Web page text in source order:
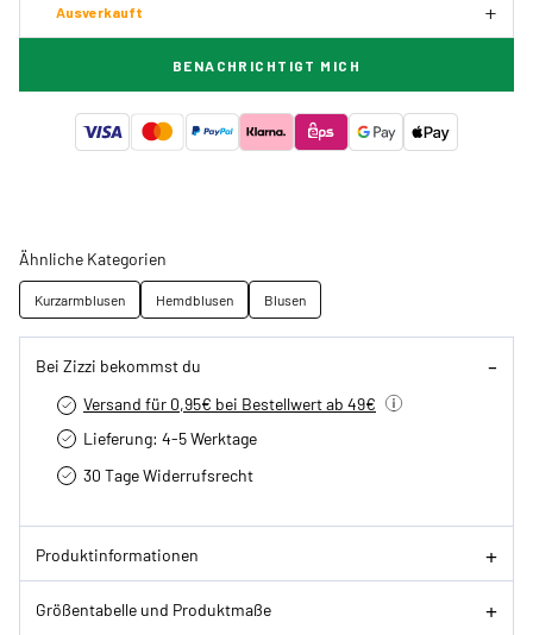
Ausverkauft
BENACHRICHTIGT MICH
Ähnliche Kategorien
Kurzarmblusen Hemdblusen Blusen
Bei Zizzi bekommst du
Versand für 0,95€ bei Bestellwert ab 49€
Lieferung: 4-5 Werktage
30 Tage Widerrufsrecht
Produktinformationen
Größentabelle und Produktmaße